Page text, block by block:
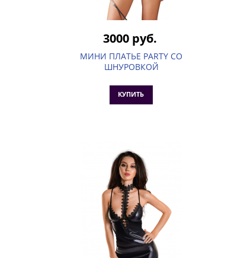
3000 руб.
МИНИ ПЛАТЬЕ PARTY СО
ШНУРОВКОЙ
КУПИТЬ